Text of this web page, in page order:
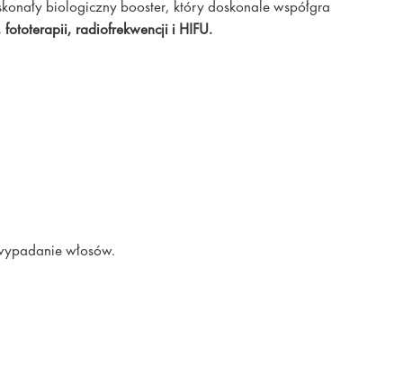
biologiczny booster, który doskonale współgra
radiofrekwencji i HIFU.
włosów.